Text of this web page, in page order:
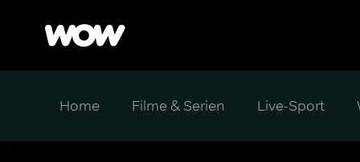
Home Filme & Serien Live-Sport